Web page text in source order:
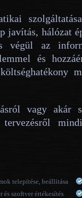
javítás, hálózat
végül az
és
vagy akár
telepítése, beállítása
és szoftver értékesítés